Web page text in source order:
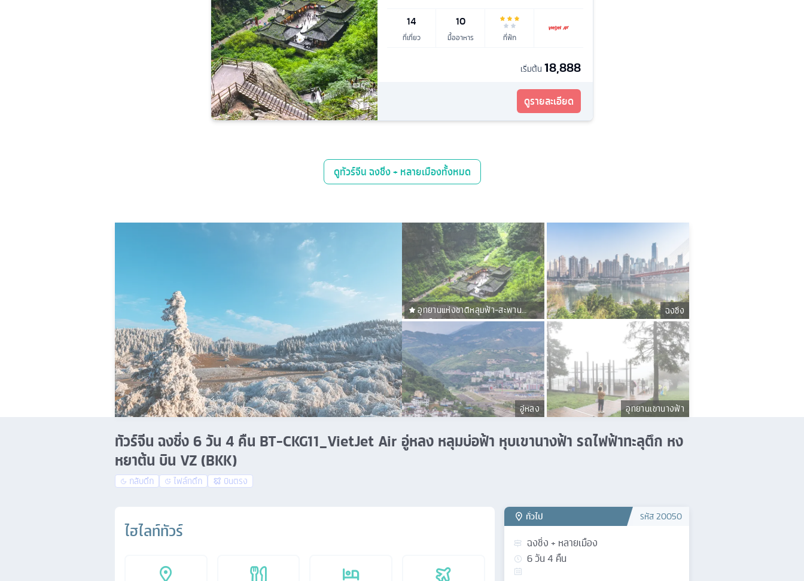
14
ที่เที่ยว
10
มื้ออาหาร ที่พัก
เริ่มต้น 18,888
ดูรายละเอียด
ดูทัวร์จีน ฉงชิ่ง + หลายเมืองทั้งหมด
อุทยานแห่งชาติหลุมฟ้า-สะพาน
สวรรค์
ฉงชิ่ง
อู่หลง อุทยานเขานางฟ้า
ทัวร์จีน ฉงชิ่ง 6 วัน 4 คืน BT-CKG11_VietJet Air อู่หลง หลุมบ่อฟ้า หุบเขานางฟ้า รถไฟฟ้าทะลุตึก หง
หยาต้น บิน VZ (BKK)
กลับดึก ไฟล์ทดึก บินตรง
ไฮไลท์ทัวร์
ทั่วไป รหัส20050
ฉงชิ่ง + หลายเมือง
6วัน4 คืน